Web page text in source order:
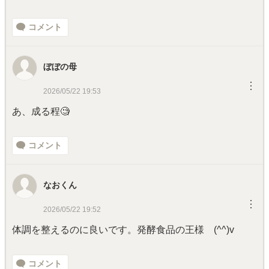
コメント
ぼぼの母
2026/05/22 19:53 ︙
あ、成る程🧐
コメント
なおくん
2026/05/22 19:52 ︙
体調を整えるのに良いです。発酵食品の王様 (^^)v
コメント